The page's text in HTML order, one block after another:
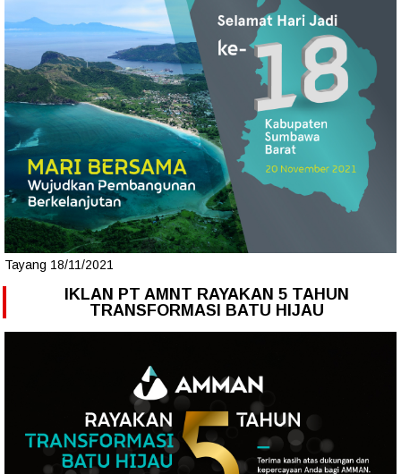
Tayang 18/11/2021
IKLAN PT AMNT RAYAKAN 5 TAHUN
TRANSFORMASI BATU HIJAU